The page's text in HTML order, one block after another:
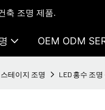
축 조명 제품.
OEM ODM
테이지 조명 LED 홍수 조명